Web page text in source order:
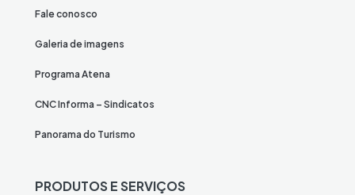
Fale conosco
Galeria de imagens
Programa Atena
CNC Informa – Sindicatos
Panorama do Turismo
PRODUTOS E SERVIÇOS